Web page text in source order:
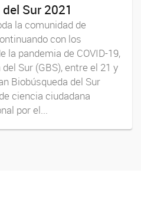
Sur 2021
la comunidad de
con los
la pandemia de COVID-19,
Sur (GBS), entre el 21 y
Biobúsqueda del Sur
ciencia ciudadana
por el...